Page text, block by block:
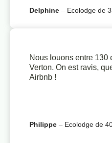
Delphine – Ecolodge de
Nous louons entre 130
Verton. On est ravis,
Airbnb !
Philippe – Ecolodge de